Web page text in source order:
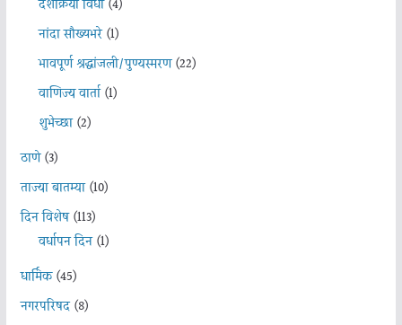
दशक्रिया विधी(4)
नांदा सौख्यभरे(1)
भावपूर्ण श्रद्धांजली/पुण्यस्मरण(22)
वाणिज्य वार्ता(1)
शुभेच्छा(2)
ठाणे(3)
ताज्या बातम्या(10)
दिन विशेष(113)
वर्धापन दिन(1)
धार्मिक(45)
नगरपरिषद(8)